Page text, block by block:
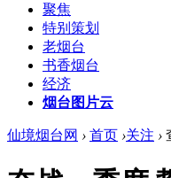
聚焦
特别策划
老烟台
书香烟台
经济
烟台图片云
仙境烟台网 › 首页 ›关注 ›